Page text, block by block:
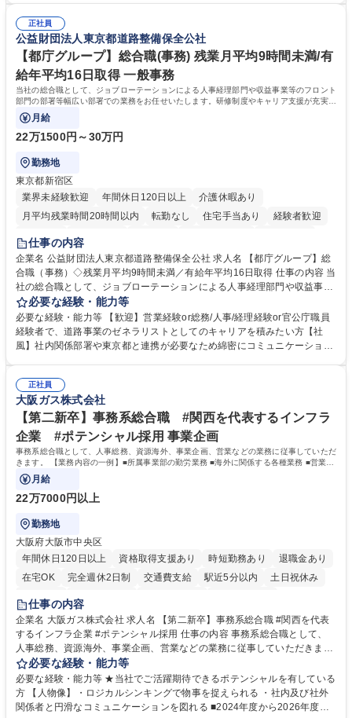
務人事】経験者歓迎！/阪急阪神HDグループ/年休124日
囲のメンバーと協調しつつ主体性を持って能動的に業務を推進できる方 学
歴・資格 学歴：大学院 大学 高専 短大 専修学校 高校 語学力： 資格：
正社員
公益財団法人東京都道路整備保全公社
【都庁グループ】総合職(事務) 残業月平均9時間未満/有
給年平均16日取得 一般事務
当社の総合職として、ジョブローテーションによる人事経理部門や収益事業等のフロント
部門の部署等幅広い部署での業務をお任せいたします。研修制度やキャリア支援が充実し
ております！ ※下記業務詳細
月給
22万1500円～30万円
勤務地
東京都新宿区
業界未経験歓迎
年間休日120日以上
介護休暇あり
月平均残業時間20時間以内
転勤なし 住宅手当あり
経験者歓迎
研修あり
退職金あり
駅近5分以内
資格取得手当あり 食事補助あり
仕事の内容
企業名 公益財団法人東京都道路整備保全公社 求人名 【都庁グループ】総
合職（事務）◇残業月平均9時間未満／有給年平均16日取得 仕事の内容 当
社の総合職として、ジョブローテーションによる人事経理部門や収益事業
等のフロント部門の部署等幅広い部署での業務をお任せいたします。研修
制度やキャリア支援が充実しております！ ※下記業務詳細 【業務詳細】■
管理部門：広報、人事、経理など当公社の運営に係る管理業務 ■収益部
門：駐車場の新規開拓、管理運営、新宿駅西口広場の「イベントコーナ
道路施設や道路工事現場の見学ツアー事業 ※入社後は上記いずれかの部門
へ配属。※業務内容変更の範囲：会社の定める業務 募集職種 【都庁グル
ープ】総合職（事務）◇残業月平均9時間未満／有給年平均16日取得
必要な経験・能力等
必要な経験・能力等 【歓迎】営業経験or総務/人事/経理経験or官公庁職員
経験者で、道路事業のゼネラリストとしてのキャリアを積みたい方【社
風】社内関係部署や東京都と連携が必要なため綿密にコミュニケーション
部門など多岐に渡る業務を経験できます。 ■様々なプロジェクト：駐車場
事業の他、新宿駅西口広場内に設置された照明を兼ねた広告「ブライトサ
イン」の管理運営を行うなど、事業収益を生み出す活動を積極的に行って
います。 学歴・資格 学歴：大学院 大学 高専 短大 専修学校 高校 語学力：
資格：
正社員
大阪ガス株式会社
【第二新卒】事務系総合職 #関西を代表するインフラ
企業 #ポテンシャル採用 事業企画
事務系総合職として、人事総務、資源海外、事業企画、営業などの業務に従事していただ
きます。 【業務内容の一例】■所属事業部の勤労業務 ■海外に関係する各種業務 ■営業部
門の企画スタッフ、ルート営業
月給
22万7000円以上
勤務地
大阪府大阪市中央区
年間休日120日以上
資格取得支援あり 時短勤務あり
退職金あり
在宅OK
完全週休2日制 交通費支給 駅近5分以内
土日祝休み
服装自由
第二新卒歓迎
仕事の内容
企業名 大阪ガス株式会社 求人名 【第二新卒】事務系総合職 #関西を代表
するインフラ企業 #ポテンシャル採用 仕事の内容 事務系総合職として、
人事総務、資源海外、事業企画、営業などの業務に従事していただきま
す。 【業務内容の一例】■所属事業部の勤労業務 ■海外に関係する各種業
務 ■営業部門の企画スタッフ、ルート営業 【キャリアパス】入社後の配属
ポジションで一定期間ご活躍頂いた後、本人の適性及び将来のキャリアを
鑑みてジョブローテーションを行います。 【育成】OJTでの現場育成や研
必要な経験・能力等
必要な経験・能力等 ★当社でご活躍期待できるポテンシャルを有している
方 【人物像】・ロジカルシンキングで物事を捉えられる ・社内及び社外
関係者と円滑なコミュニケーションを図れる ■2024年度から2026年度ま